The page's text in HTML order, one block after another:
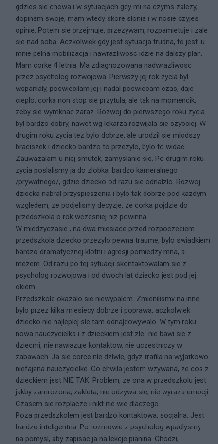
gdzies sie chowa i w sytuacjach gdy mi na czyms zalezy,
dopinam swoje, mam wtedy skore slonia i w nosie czyjes
opinie. Potem sie przejmuje, przezywam, rozpamietuje i zale
sie nad soba. Aczkolwiek gdy jest sytuacja trudna, to jest iu
mnie pelna mobilizacja i nawrazliwosc idzie na dalszy plan.
Mam corke 4 letnia. Ma zdiagnozowana nadwrazliwosc
przez psycholog rozwojowa. Pierwszy jej rok zycia byl
wspanialy, poswiecilam jej i nadal poswiecam czas, daje
cieplo, corka non stop sie przytula, ale tak na momencik,
zeby sie wymknac zaraz. Rozwoj do pierwszego roku zycia
byl bardzo dobry, nawet wg lekarza rozwijala sie szybciej. W
drugim roku zycia tez bylo dobrze, ale urodzil sie mlodszy
braciszek i dziecko bardzo to przezylo, bylo to widac.
Zauwazalam u niej smutek, zamyslanie sie. Po drugim roku
zycia poslalismy ja do zlobka, bardzo kameralnego
/prywatnego/, gdzie dziecko od razu sie odnalzlo. Rozwoj
dziecka nabral przyspieszenia i bylo tak dobrze pod kazdym
wzgledem, ze podjelismy decyzje, ze corka pojdzie do
przedszkola o rok wczesniej niz powinna.
W miedzyczasie , na dwa miesiace przed rozpoczeciem
przedszkola dziecko przezylo pewna traume, bylo swiadkiem
bardzo dramatycznej klotni i agresji pomiedzy mna, a
mezem. Od razu po tej sytuacji skontaktowalam sie z
psycholog rozwojowa i od dwoch lat dziecko jest pod jej
okiem.
Przedszkole okazalo sie niewypalem. Zmienilismy na inne,
bylo przez kilka miesiecy dobrze i poprawa, aczkolwiek
dziecko nie najlepiej sie tam odnajdowywalo. W tym roku
nowa nauczycielka i z dzieckiem jest zle...nie bawi sie z
dziecmi, nie nawiazuje kontaktow, nie uczestniczy w
zabawach. Ja sie corce nie dziwie, gdyz trafila na wyjatkowo
niefajana nauczycielke. Co chwila jestem wzywana, ze cos z
dzieckiem jest NIE TAK. Problem, ze ona w przedszkolu jest
jakby zamrozona, zakleta, nie odzywa sie, nie wyraza emocji.
Czasem sie rozplacze i nikt nie wie dlaczego.
Poza przedszkolem jest bardzo kontaktowa, socjalna. Jest
bardzo inteligentna. Po rozmowie z psycholog wpadlysmy
na pomysl, aby zapisac ja na lekcje pianina. Chodzi,